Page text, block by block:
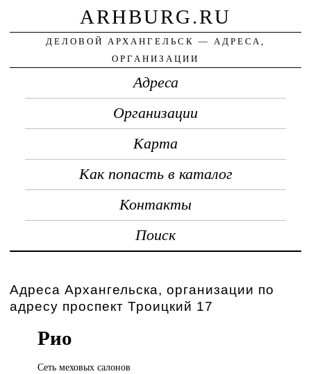
ARHBURG.RU
ДЕЛОВОЙ АРХАНГЕЛЬСК — АДРЕСА,
ОРГАНИЗАЦИИ
Адреса
Организации
Карта
Как попасть в каталог
Контакты
Поиск
Адреса Архангельска, организации по
адресу проспект Троицкий 17
Рио
Сеть меховыхсалонов